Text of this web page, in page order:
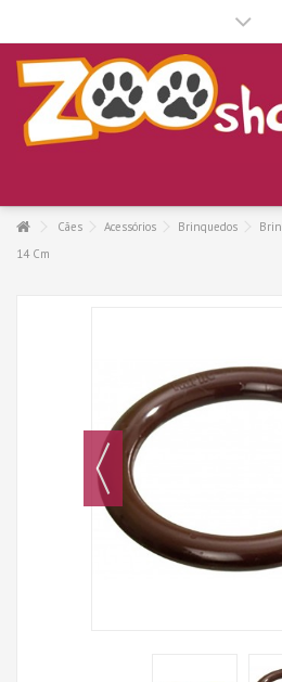
Cães Acessórios Brinquedos
14 Cm